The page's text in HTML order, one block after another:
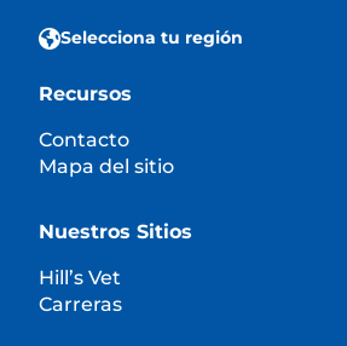
Selecciona tu región
Recursos
Contacto
Mapa del sitio
Nuestros Sitios
Hill’s Vet
Carreras